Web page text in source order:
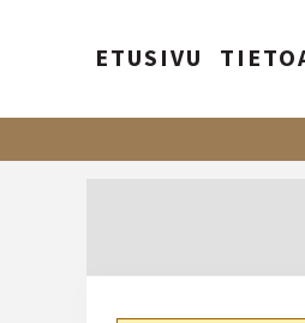
ETUSIVU